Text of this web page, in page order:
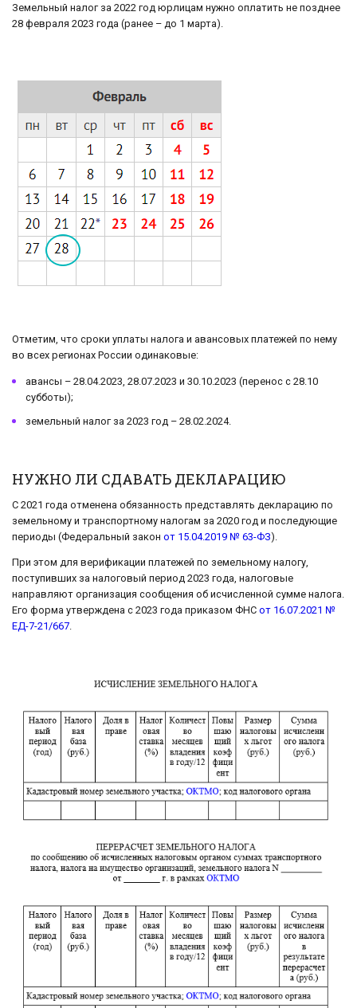
Земельный налог за 2022 год юрлицам нужно оплатить не позднее
28 февраля 2023 года (ранее – до 1 марта).
Отметим, что сроки уплаты налога и авансовых платежей по нему
во всех регионах России одинаковые:
авансы – 28.04.2023, 28.07.2023 и 30.10.2023 (перенос с 28.10
субботы);
земельный налог за 2023 год – 28.02.2024.
НУЖНО ЛИ СДАВАТЬ ДЕКЛАРАЦИЮ
С 2021 года отменена обязанность представлять декларацию по
земельному и транспортному налогам за 2020 год и последующие
периоды (Федеральный закон от 15.04.2019 № 63-ФЗ).
При этом для верификации платежей по земельному налогу,
поступивших за налоговый период 2023 года, налоговые
направляют организация сообщения об исчисленной сумме налога.
Его форма утверждена с 2023 года приказом ФНС от 16.07.2021 №
ЕД-7-21/667.